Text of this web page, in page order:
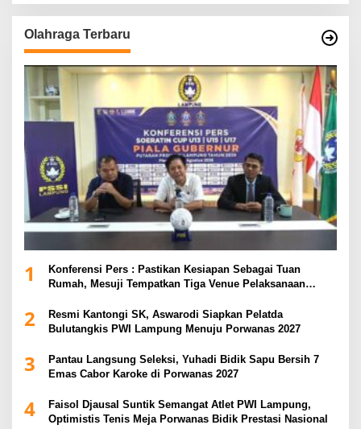
Olahraga Terbaru
1
Konferensi Pers : Pastikan Kesiapan Sebagai Tuan
Rumah, Mesuji Tempatkan Tiga Venue Pelaksanaan
2
Resmi Kantongi SK, Aswarodi Siapkan Pelatda
Bulutangkis PWI Lampung Menuju Porwanas 2027
3
Pantau Langsung Seleksi, Yuhadi Bidik Sapu Bersih 7
Emas Cabor Karoke di Porwanas 2027
4
Faisol Djausal Suntik Semangat Atlet PWI Lampung,
Optimistis Tenis Meja Porwanas Bidik Prestasi Nasional